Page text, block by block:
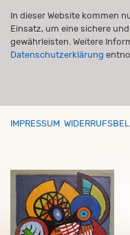
In dieser Website kommen
Einsatz, um eine sichere
gewährleisten. Weitere
Datenschutzerklärung
IMPRESSUM